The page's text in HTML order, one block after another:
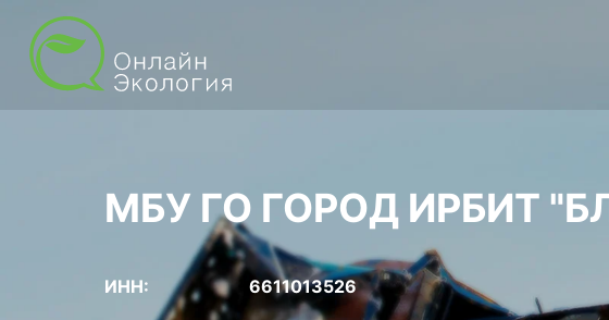
МБУ ГО ГОРОД ИРБИТ
ИНН: 6611013526